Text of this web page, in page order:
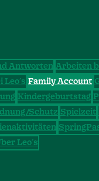
Antworten Arbeiten
Leo´s Family Account
Kindergeburtstag
Schutz Spielzeit
Leo´s